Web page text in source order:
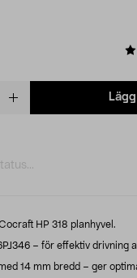
HP 318 planhyvel.
– för effektiv drivning
14 mm bredd – ger